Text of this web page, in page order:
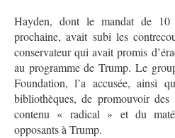
Hayden, dont le mandat de 10
prochaine, avait subi les
conservateur qui avait promis
au programme de Trump. Le
Foundation, l’a accusée, ainsi
bibliothèques, de promouvoir
contenu « radical » et du
opposants à Trump.